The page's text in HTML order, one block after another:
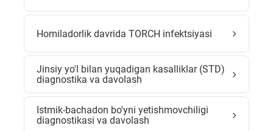
Homiladorlik davrida TORCH infektsiyasi
Jinsiy yo'l bilan yuqadigan kasalliklar (STD)
diagnostika va davolash
Istmik-bachadon bo'yni yetishmovchiligi
diagnostikasi va davolash